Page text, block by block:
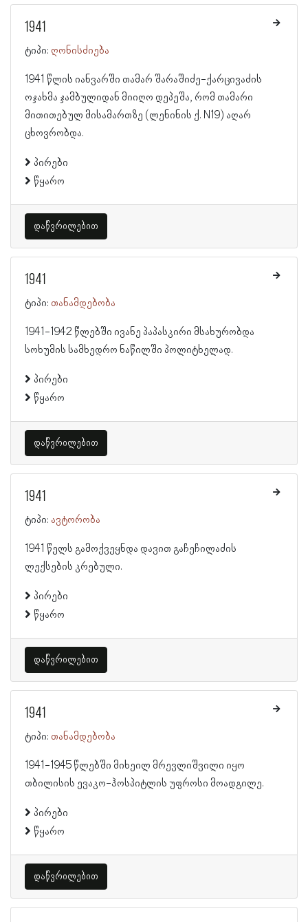
1941
ტიპი: ღონისძიება
1941 წლის იანვარში თამარ შარაშიძე-ქარცივაძის
ოჯახმა ჯამბულიდან მიიღო დეპეშა, რომ თამარი
მითითებულ მისამართზე (ლენინის ქ. N19) აღარ
ცხოვრობდა.
პირები
წყარო
დაწვრილებით
1941
ტიპი: თანამდებობა
1941-1942 წლებში ივანე პაპასკირი მსახურობდა
სოხუმის სამხედრო ნაწილში პოლიტხელად.
პირები
წყარო
დაწვრილებით
1941
ტიპი: ავტორობა
1941 წელს გამოქვეყნდა დავით გაჩეჩილაძის
ლექსების კრებული.
პირები
წყარო
დაწვრილებით
1941
ტიპი: თანამდებობა
1941-1945 წლებში მიხეილ მრევლიშვილი იყო
თბილისის ევაკო-ჰოსპიტლის უფროსი მოადგილე.
პირები
წყარო
დაწვრილებით